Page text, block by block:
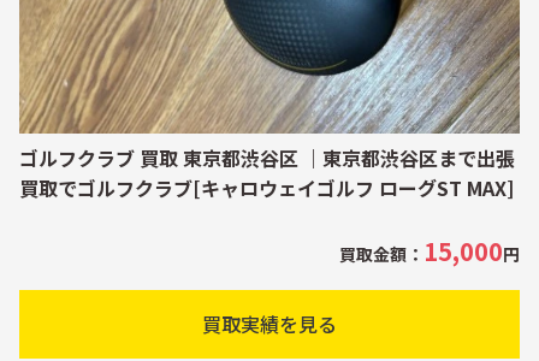
ゴルフクラブ 買取 東京都渋谷区 ｜東京都渋谷区まで出張
買取でゴルフクラブ[キャロウェイゴルフ ローグST MAX]
買取金額： 15,000円
買取実績を見る